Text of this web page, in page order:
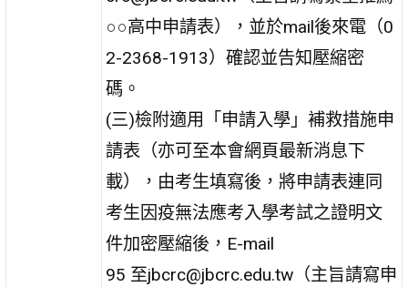
○○高中申請表），並於mail後來電（0
2-2368-1913）確認並告知壓縮密
碼。
(三)檢附適用「申請入學」補救措施申
請表（亦可至本會網頁最新消息下
載），由考生填寫後，將申請表連同
考生因疫無法應考入學考試之證明文
件加密壓縮後，E-mail
95 至jbcrc@jbcrc.edu.tw（主旨請寫申